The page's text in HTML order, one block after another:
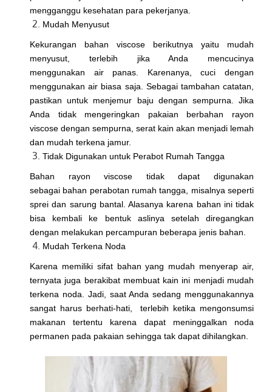
mengganggu kesehatan para pekerjanya.
Mudah Menyusut
Kekurangan bahan viscose berikutnya yaitu mudah
menyusut, terlebih jika Anda mencucinya
menggunakan air panas. Karenanya, cuci dengan
menggunakan air biasa saja. Sebagai tambahan catatan,
pastikan untuk menjemur baju dengan sempurna. Jika
Anda tidak mengeringkan pakaian berbahan rayon
viscose dengan sempurna, serat kain akan menjadi lemah
dan mudah terkena jamur.
Tidak Digunakan untuk Perabot Rumah Tangga
Bahan rayon viscose tidak dapat digunakan
sebagai bahan perabotan rumah tangga, misalnya seperti
sprei dan sarung bantal. Alasanya karena bahan ini tidak
bisa kembali ke bentuk aslinya setelah diregangkan
dengan melakukan percampuran beberapa jenis bahan.
Mudah Terkena Noda
Karena memiliki sifat bahan yang mudah menyerap air,
ternyata juga berakibat membuat kain ini menjadi mudah
terkena noda. Jadi, saat Anda sedang menggunakannya
sangat harus berhati-hati, terlebih ketika mengonsumsi
makanan tertentu karena dapat meninggalkan noda
permanen pada pakaian sehingga tak dapat dihilangkan.